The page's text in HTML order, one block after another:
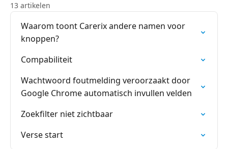
13 artikelen
Waarom toont Carerix andere namen voor
knoppen?
Compabiliteit
Wachtwoord foutmelding veroorzaakt door
Google Chrome automatisch invullen velden
Zoekfilter niet zichtbaar
Verse start